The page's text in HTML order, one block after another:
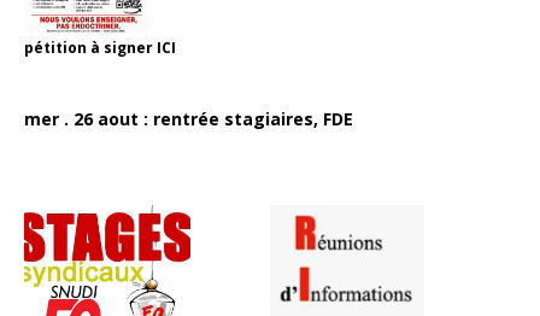
pétition à signer ICI
mer . 26 aout : rentrée stagiaires, FDE